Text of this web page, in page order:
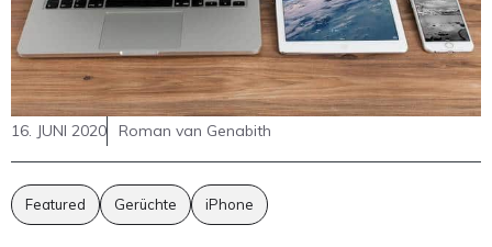
16. JUNI 2020 Roman van Genabith
Featured Gerüchte iPhone